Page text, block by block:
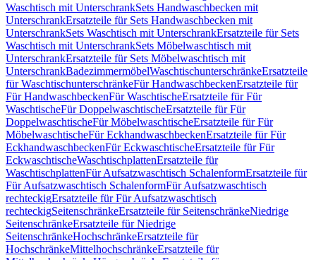
Waschtisch mit UnterschrankSets Handwaschbecken mit
UnterschrankErsatzteile für Sets Handwaschbecken mit
UnterschrankSets Waschtisch mit UnterschrankErsatzteile für Sets
Waschtisch mit UnterschrankSets Möbelwaschtisch mit
UnterschrankErsatzteile für Sets Möbelwaschtisch mit
UnterschrankBadezimmermöbelWaschtischunterschränkeErsatzteile
für WaschtischunterschränkeFür HandwaschbeckenErsatzteile für
Für HandwaschbeckenFür WaschtischeErsatzteile für Für
WaschtischeFür DoppelwaschtischeErsatzteile für Für
DoppelwaschtischeFür MöbelwaschtischeErsatzteile für Für
MöbelwaschtischeFür EckhandwaschbeckenErsatzteile für Für
EckhandwaschbeckenFür EckwaschtischeErsatzteile für Für
EckwaschtischeWaschtischplattenErsatzteile für
WaschtischplattenFür Aufsatzwaschtisch SchalenformErsatzteile für
Für Aufsatzwaschtisch SchalenformFür Aufsatzwaschtisch
rechteckigErsatzteile für Für Aufsatzwaschtisch
rechteckigSeitenschränkeErsatzteile für SeitenschränkeNiedrige
SeitenschränkeErsatzteile für Niedrige
SeitenschränkeHochschränkeErsatzteile für
HochschränkeMittelhochschränkeErsatzteile für